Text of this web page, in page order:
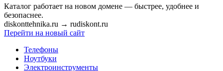
Каталог работает на новом домене — быстрее, удобнее и
безопаснее.
diskonttehnika.ru → rudiskont.ru
Перейти на новый сайт
Телефоны
Ноутбуки
Электроинструменты